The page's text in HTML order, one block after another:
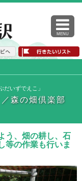
MENU
だいずでえこ」
森の畑倶楽部
う、畑の耕し、石
等の作業も行いま